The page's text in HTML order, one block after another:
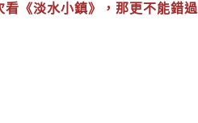
看 《淡水小鎮》，那更不能錯